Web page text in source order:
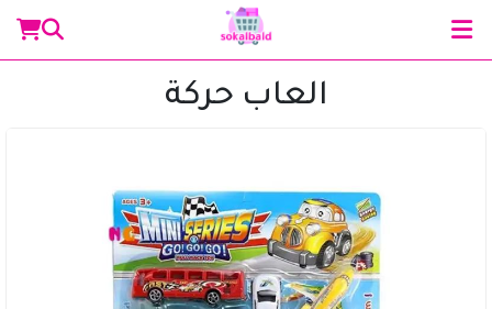
العاب حركة
مرحباً 👋 أنا مساعدك الذكي في سوق البلد.
كيف يمكنني مساعدتك؟ اكتب لي عن المنتج الذي
تبحث عنه.